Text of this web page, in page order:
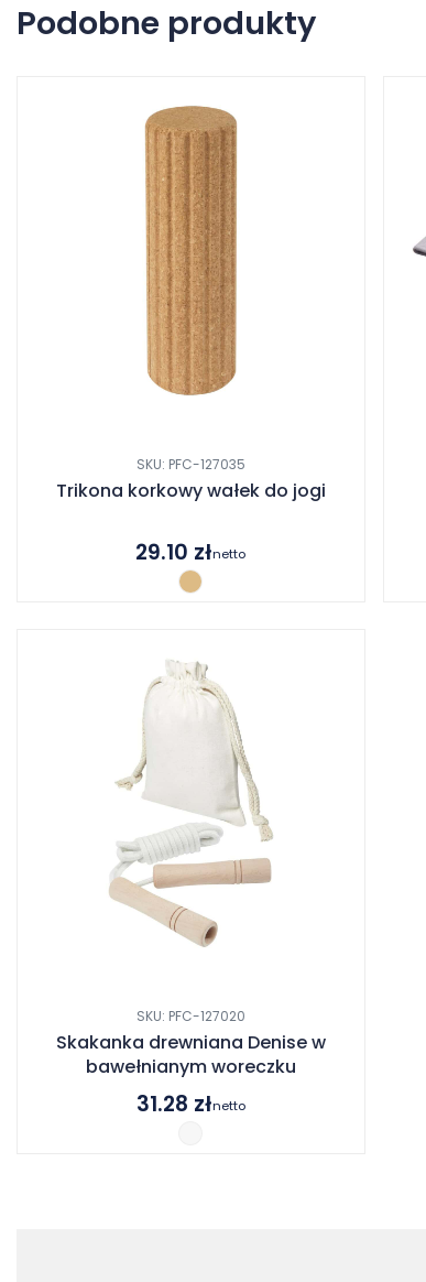
Podobne produkty
SKU: PFC-127035
Trikona korkowy wałek do jogi
29.10 złnetto
SKU: PFC-127020
Skakanka drewniana Denise w
bawełnianym woreczku
31.28 złnetto